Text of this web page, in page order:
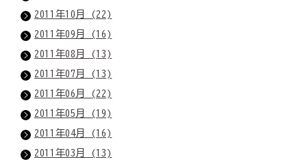
2011年10月 (22)
2011年09月 (16)
2011年08月 (13)
2011年07月 (13)
2011年06月 (22)
2011年05月 (19)
2011年04月 (16)
2011年03月 (13)